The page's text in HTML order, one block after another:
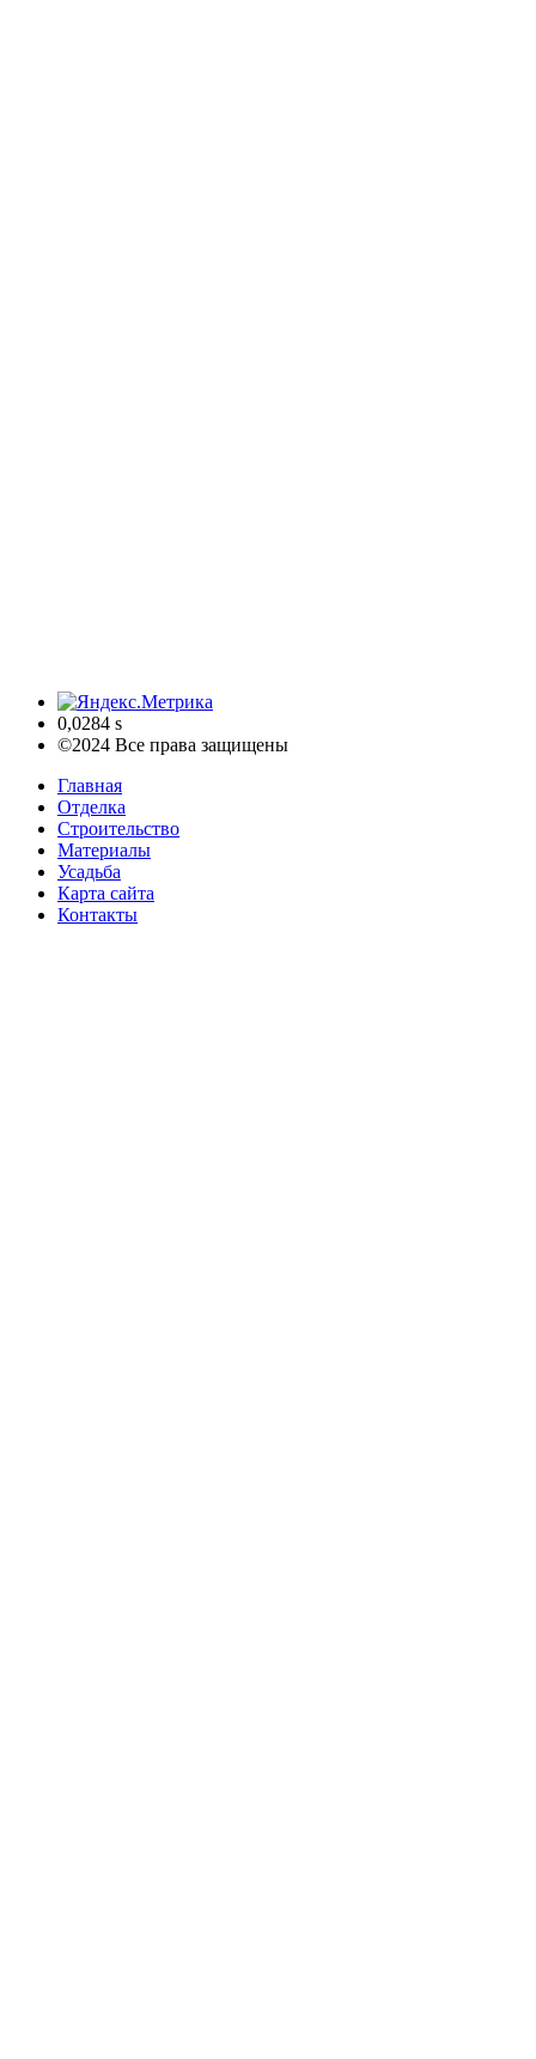
0,0284 s
©2024 Все права защищены
Главная
Отделка
Строительство
Материалы
Усадьба
Карта сайта
Контакты